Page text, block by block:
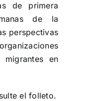
de primera
de la
perspectivas
en
el folleto.